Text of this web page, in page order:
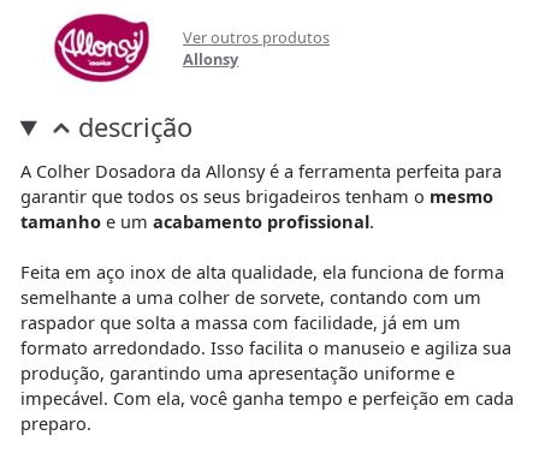
Ver outros produtos
Allonsy
descrição
A Colher Dosadora da Allonsy é a ferramenta perfeita para
garantir que todos os seus brigadeiros tenham o mesmo
tamanhoe um acabamento profissional.
Feita em aço inox de alta qualidade, ela funciona de forma
semelhante a uma colher de sorvete, contando com um
raspador que solta a massa com facilidade, já em um
formato arredondado. Isso facilita o manuseio e agiliza sua
produção, garantindo uma apresentação uniforme e
impecável. Com ela, você ganha tempo e perfeição em cada
preparo.